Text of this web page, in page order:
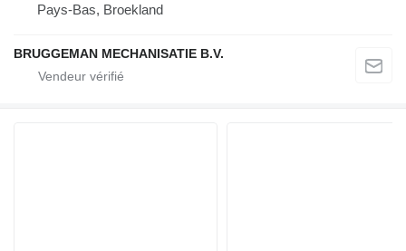
Pays-Bas, Broekland
BRUGGEMAN MECHANISATIE B.V.